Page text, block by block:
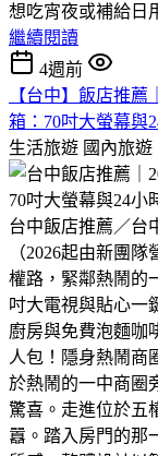
想吃宵夜或補給日
繼續閱讀
4週前
【台中】飯店推
箱：70吋大螢幕與
生活旅遊 國內旅遊
台中飯店推薦／台
（2026起由新團
權路，緊鄰熱鬧的
吋大電視與貼心一
廚房與免費泡麵咖
人包！​隱身熱鬧商
於熱鬧的一中商圈
驚喜。走進位於五
囂。踏入房門的那